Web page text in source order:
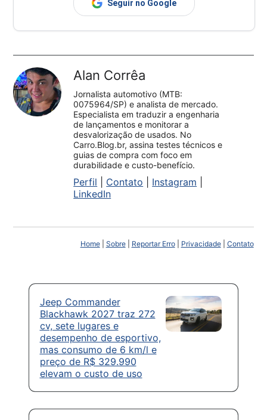
Seguir no Google
Alan Corrêa
Jornalista automotivo (MTB:
0075964/SP) e analista de mercado.
Especialista em traduzir a engenharia
de lançamentos e monitorar a
desvalorização de usados. No
Carro.Blog.br, assina testes técnicos e
guias de compra com foco em
durabilidade e custo-benefício.
Perfil Contato Instagram
LinkedIn
Home| Sobre| Reportar Erro| Privacidade| Contato
Jeep Commander
Blackhawk 2027 traz 272
cv, sete lugares e
desempenho de esportivo,
mas consumo de 6 km/l e
preço de R$ 329.990
elevam o custo de uso